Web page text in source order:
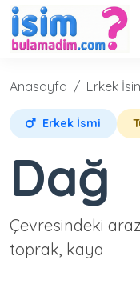
Anasayfa Erkek
Erkek İsmi
Dağ
Çevresindeki
toprak, kaya